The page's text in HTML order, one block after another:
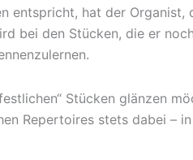
entspricht, hat der Organist,
bei den Stücken, die er
Stücken glänzen
Repertoires stets dabei –